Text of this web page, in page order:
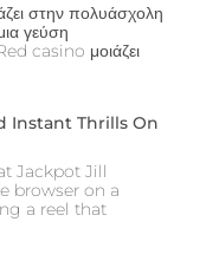
στην πολυάσχολη
γεύση
casino μοιάζει
Instant Thrills On
Jackpot Jill
browser on a
a reel that